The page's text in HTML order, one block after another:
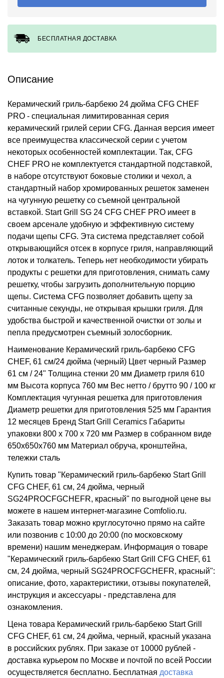
БЕСПЛАТНАЯ ДОСТАВКА
Описание
Керамический гриль-барбекю 24 дюйма CFG CHEF
PRO - специальная лимитированная серия
керамический грилей серии CFG. Данная версия имеет
все преимущества классической серии с учетом
некоторых особенностей комплектации. Так, CFG
CHEF PRO не комплектуется стандартной подставкой,
в наборе отсутствуют боковые столики и чехол, а
стандартный набор хромированных решеток заменен
на чугунную решетку со съемной центральной
вставкой. Start Grill SG 24 CFG CHEF PRO имеет в
своем арсенале удобную и эффективную систему
подачи щепы CFG. Эта система представляет собой
открывающийся отсек в корпусе гриля, направляющий
лоток и толкатель. Теперь нет необходимости убирать
продукты с решетки для приготовления, снимать саму
решетку, чтобы загрузить дополнительную порцию
щепы. Система CFG позволяет добавить щепу за
считанные секунды, не открывая крышки гриля. Для
удобства быстрой и качественной очистки от золы и
пепла предусмотрен съемный золосборник.
Наименование Керамический гриль-барбекю CFG
CHEF, 61 см/24 дюйма (черный) Цвет черный Размер
61 см / 24" Толщина стенки 20 мм Диаметр гриля 610
мм Высота корпуса 760 мм Вес нетто / брутто 90 / 100 кг
Комплектация чугунная решетка для приготовления
Диаметр решетки для приготовления 525 мм Гарантия
12 месяцев Бренд Start Grill Ceramics Габариты
упаковки 800 х 700 х 720 мм Размер в собранном виде
650x650x760 мм Материал обруча, кронштейна,
тележки сталь
Купить товар "Керамический гриль-барбекю Start Grill
CFG CHEF, 61 см, 24 дюйма, черный
SG24PROCFGCHEFR, красный" по выгодной цене вы
можете в нашем интернет-магазине Comfolio.ru.
Заказать товар можно круглосуточно прямо на сайте
или позвонив с 10:00 до 20:00 (по московскому
времени) нашим менеджерам. Информация о товаре
"Керамический гриль-барбекю Start Grill CFG CHEF, 61
см, 24 дюйма, черный SG24PROCFGCHEFR, красный":
описание, фото, характеристики, отзывы покупателей,
инструкция и аксессуары - представлена для
ознакомления.
Цена товара Керамический гриль-барбекю Start Grill
CFG CHEF, 61 см, 24 дюйма, черный, красный указана
в российских рублях. При заказе от 10000 рублей -
доставка курьером по Москве и почтой по всей России
осуществляется бесплатно. Бесплатная доставка